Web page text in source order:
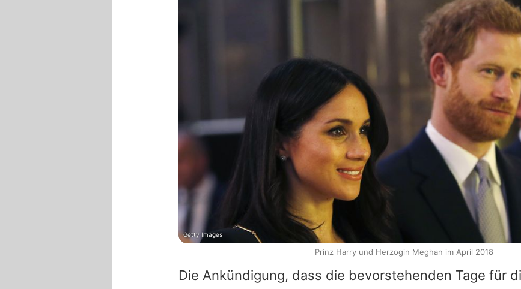
Die Ankündigung, dass die bevorstehenden Tage für
Getty Images
Prinz Harry und Herzogin Meghan im April 2018